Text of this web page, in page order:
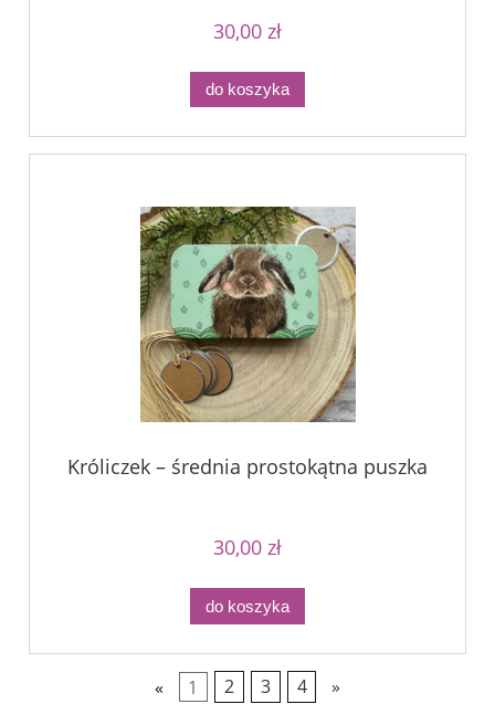
30,00 zł
do koszyka
Króliczek – średnia prostokątna puszka
30,00 zł
do koszyka
« 1 2 3 4 »